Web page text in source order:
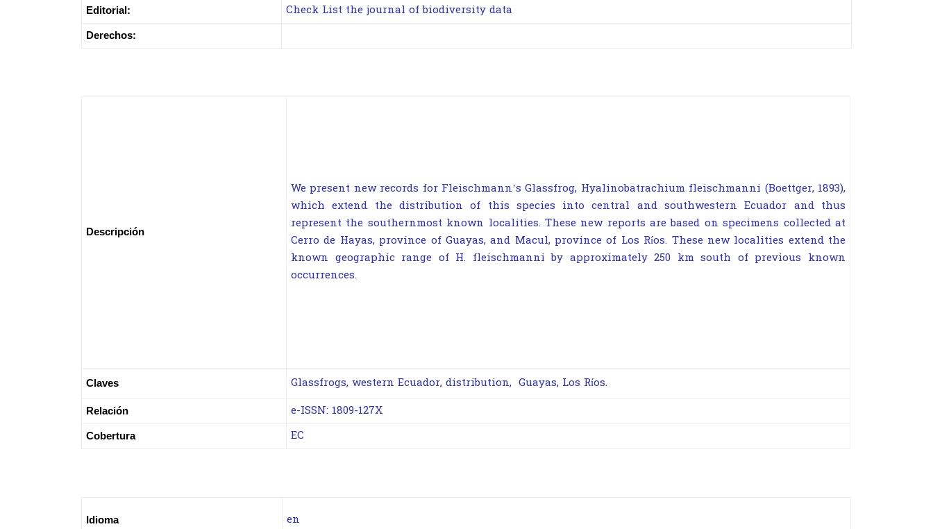
Editorial: Check List the journal of biodiversity data
Derechos:
Descripción
We present new records for Fleischmann’s Glassfrog, Hyalinobatrachium fleischmanni (Boettger, 1893),
which extend the distribution of this species into central and southwestern Ecuador and thus
represent the southernmost known localities. These new reports are based on specimens collected at
Cerro de Hayas, province of Guayas, and Macul, province of Los Ríos. These new localities extend the
known geographic range of H. fleischmanni by approximately 250 km south of previous known
occurrences.
Claves Glassfrogs, western Ecuador, distribution, Guayas, Los Ríos.
Relación e-ISSN: 1809-127X
Cobertura EC
Idioma en